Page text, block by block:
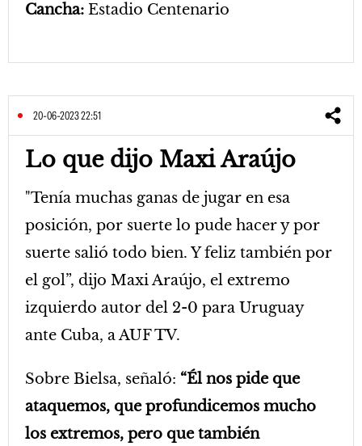
Cancha: Estadio Centenario
20-06-2023 22:51
Lo que dijo Maxi Araújo
"Tenía muchas ganas de jugar en esa
posición, por suerte lo pude hacer y por
suerte salió todo bien. Y feliz también por
el gol”, dijo Maxi Araújo, el extremo
izquierdo autor del 2-0 para Uruguay
ante Cuba, a AUF TV.
Sobre Bielsa, señaló: “Él nos pide que
ataquemos, que profundicemos mucho
los extremos, pero que también